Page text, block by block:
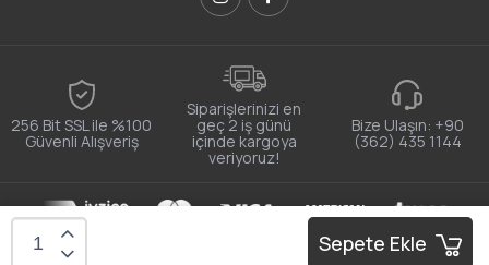
Onaylıyorum
Bu site size daha iyi bir deneyim sunmak için tarayıcı çerezleriniSepete Ekle
256 Bit SSL ile %100
Güvenli Alışveriş
Siparişlerinizi en
geç 2 iş günü
içinde kargoya
veriyoruz!
Bize Ulaşın: +90
(362) 435 1144
sitebizden